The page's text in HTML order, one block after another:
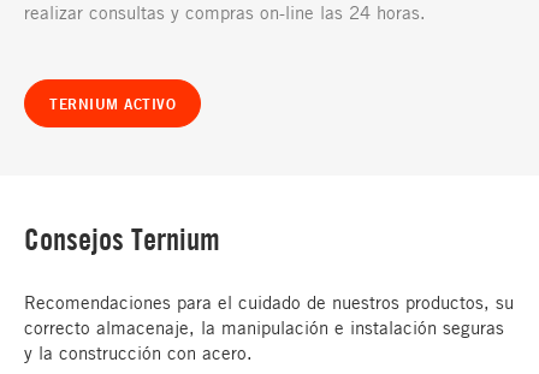
realizar consultas y compras on-line las 24 horas.
TERNIUM ACTIVO
Consejos Ternium
Recomendaciones para el cuidado de nuestros productos, su
correcto almacenaje, la manipulación e instalación seguras
y la construcción con acero.